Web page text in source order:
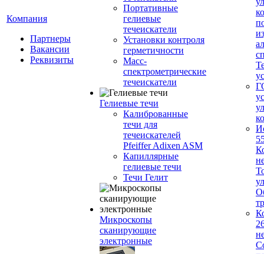
Компания
Партнеры
Вакансии
Реквизиты
Портативные
гелиевые
течеискатели
Установки контроля
герметичности
Масс-
спектрометрические
течеискатели
Гелиевые течи
Калиброванные
течи для
течеискателей
Pfeiffer Adixen ASM
Капиллярные
гелиевые течи
Течи Гелит
Микроскопы
сканирующие
электронные